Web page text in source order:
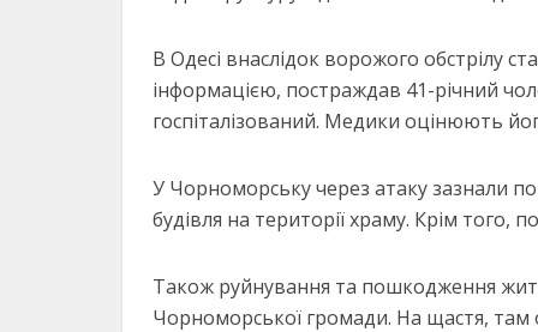
В Одесі внаслідок ворожого обстрілу
інформацією, постраждав 41-річний
госпіталізований. Медики оцінюють
У Чорноморську через атаку зазнали
будівля на території храму. Крім того,
Також руйнування та пошкодження
Чорноморської громади. На щастя, там